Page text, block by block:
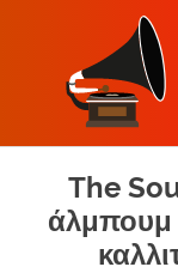
content
The
άλμπουμ